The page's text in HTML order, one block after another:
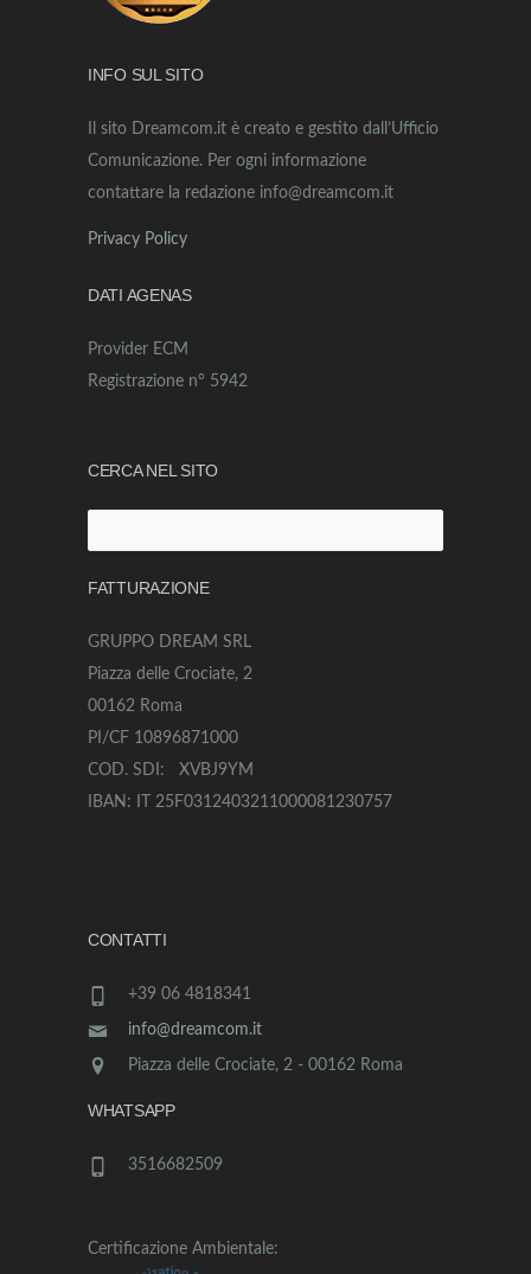
INFO SUL SITO
Il sito Dreamcom.it è creato e gestito dall’Ufficio
Comunicazione. Per ogni informazione
contattare la redazione info@dreamcom.it
Privacy Policy
DATI AGENAS
Provider ECM
Registrazione n° 5942
CERCA NEL SITO
per:
FATTURAZIONE
GRUPPO DREAM SRL
Piazza delle Crociate, 2
00162 Roma
PI/CF 10896871000
COD. SDI: XVBJ9YM
IBAN: IT 25F0312403211000081230757
CONTATTI
+39 06 4818341
info@dreamcom.it
Piazza delle Crociate, 2 - 00162 Roma
WHATSAPP
3516682509
Certificazione Ambientale: